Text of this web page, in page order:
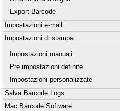
Export Barcode
Impostazioni e-mail
Impostazioni di stampa
Impostazioni manuali
Pre impostazioni definite
Impostazioni personalizzate
Salva Barcode Logs
Mac Barcode Software